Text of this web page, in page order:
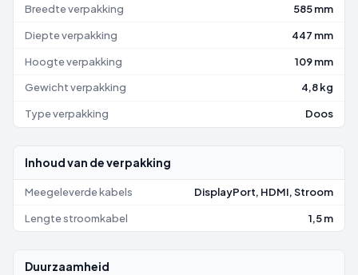
Breedte verpakking 585 mm
Diepte verpakking 447 mm
Hoogte verpakking 109 mm
Gewicht verpakking 4,8 kg
Type verpakking Doos
Inhoud van de verpakking
Meegeleverde kabels DisplayPort, HDMI, Stroom
Lengte stroomkabel 1,5 m
Duurzaamheid